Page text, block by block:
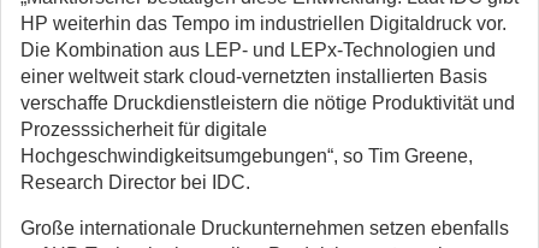
HP weiterhin das Tempo im industriellen Digitaldruck vor.
Die Kombination aus LEP- und LEPx-Technologien und
einer weltweit stark cloud-vernetzten installierten Basis
verschaffe Druckdienstleistern die nötige Produktivität und
Prozesssicherheit für digitale
Hochgeschwindigkeitsumgebungen“, so Tim Greene,
Research Director bei IDC.
Große internationale Druckunternehmen setzen ebenfalls